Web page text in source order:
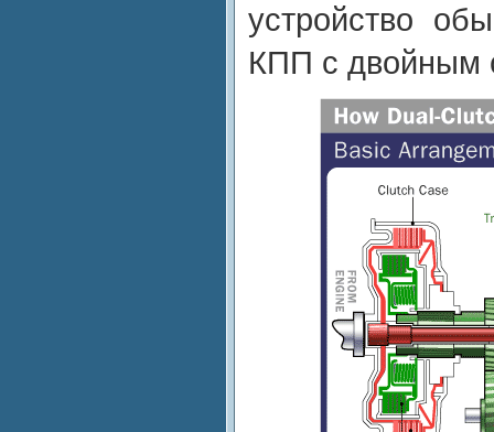
устройство
КПП с двойным